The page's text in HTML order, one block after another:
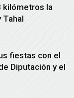
kilómetros la
Tahal
fiestas con el
Diputación y el